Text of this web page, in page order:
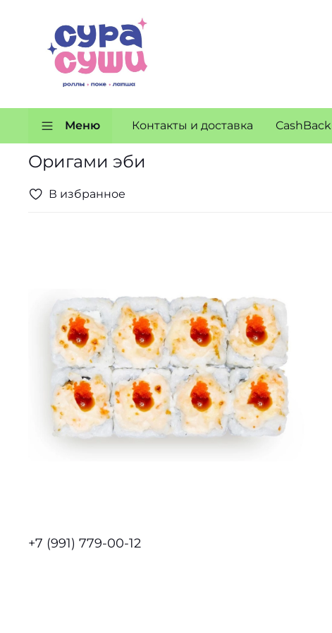
Меню Контакты и доставка CashBack
Оригами эби
В избранное
+7 (991) 779-00-12